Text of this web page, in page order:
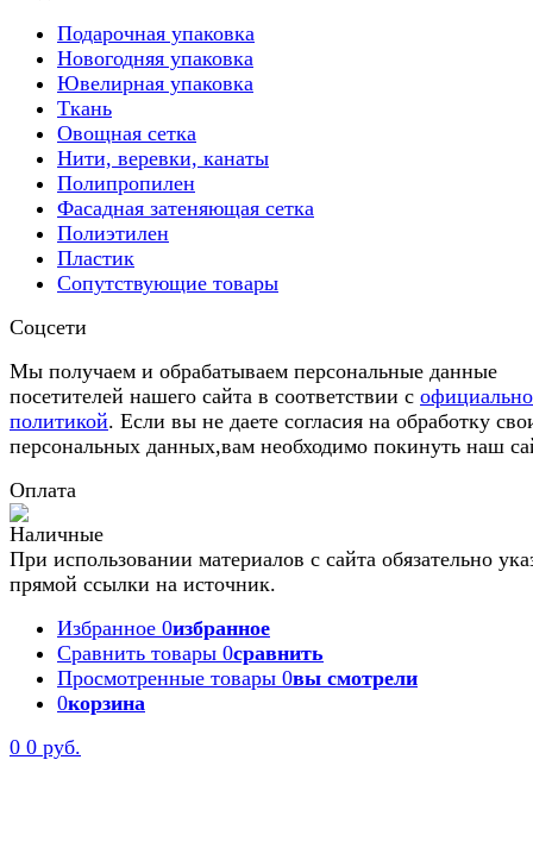
Подарочная упаковка
Новогодняя упаковка
Ювелирная упаковка
Ткань
Овощная сетка
Нити, веревки, канаты
Полипропилен
Фасадная затеняющая сетка
Полиэтилен
Пластик
Сопутствующие товары
Соцсети
Мы получаем и обрабатываем персональные данные
посетителей нашего сайта в соответствии с
политикой. Если вы не даете согласия на обработку
персональных данных,вам необходимо покинуть наш
Оплата
При использовании материалов с сайта обязательно
прямой ссылки на источник.
Избранное 0избранное
Сравнить товары 0сравнить
Просмотренные товары 0вы смотрели
0корзина
0 0 руб.